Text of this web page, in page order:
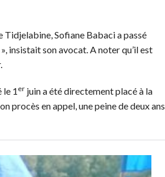
Tidjelabine, Sofiane Babaci a passé
insistait son avocat. A noter qu’il est
le 1 er juin a été directement placé à la
procès en appel, une peine de deux ans